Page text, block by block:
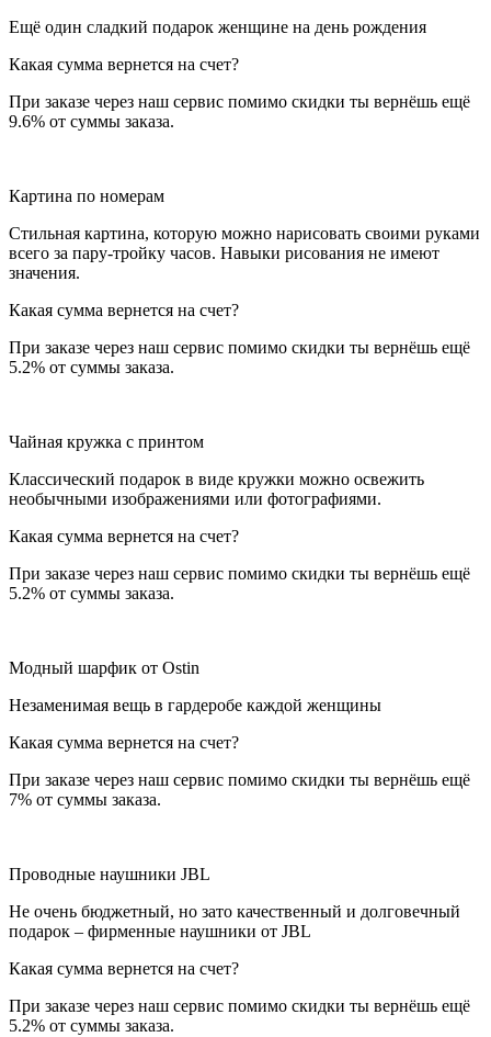
Ещё один сладкий подарок женщине на день рождения
Какая сумма вернется на счет?
При заказе через наш сервис помимо скидки ты вернёшь ещё
9.6% от суммы заказа.
Картина по номерам
Стильная картина, которую можно нарисовать своими руками
всего за пару-тройку часов. Навыки рисования не имеют
значения.
Какая сумма вернется на счет?
При заказе через наш сервис помимо скидки ты вернёшь ещё
5.2% от суммы заказа.
Чайная кружка с принтом
Классический подарок в виде кружки можно освежить
необычными изображениями или фотографиями.
Какая сумма вернется на счет?
При заказе через наш сервис помимо скидки ты вернёшь ещё
5.2% от суммы заказа.
Модный шарфик от Ostin
Незаменимая вещь в гардеробе каждой женщины
Какая сумма вернется на счет?
При заказе через наш сервис помимо скидки ты вернёшь ещё
7% от суммы заказа.
Проводные наушники JBL
Не очень бюджетный, но зато качественный и долговечный
подарок – фирменные наушники от JBL
Какая сумма вернется на счет?
При заказе через наш сервис помимо скидки ты вернёшь ещё
5.2% от суммы заказа.